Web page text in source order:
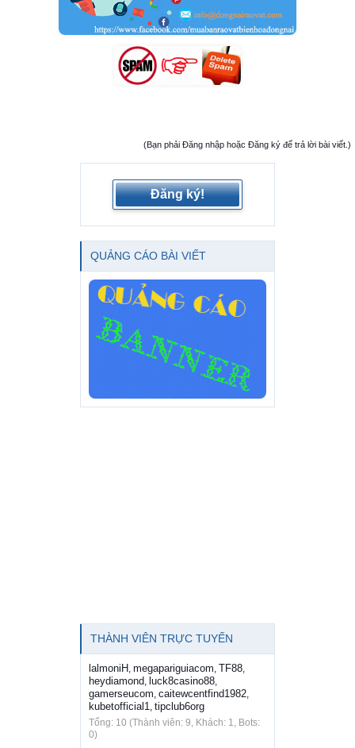
(Bạn phải Đăng nhập hoặc Đăng ký để trả lời bài viết.)
Đăng ký!
QUẢNG CÁO BÀI VIẾT
THÀNH VIÊN TRỰC TUYẾN
lalmoniH megapariguiacom TF88
heydiamond luck8casino88
gamerseucom caitewcentfind1982
kubetofficial1 tipclub6org
Tổng: 10 (Thành viên: 9, Khách: 1, Bots:
0)